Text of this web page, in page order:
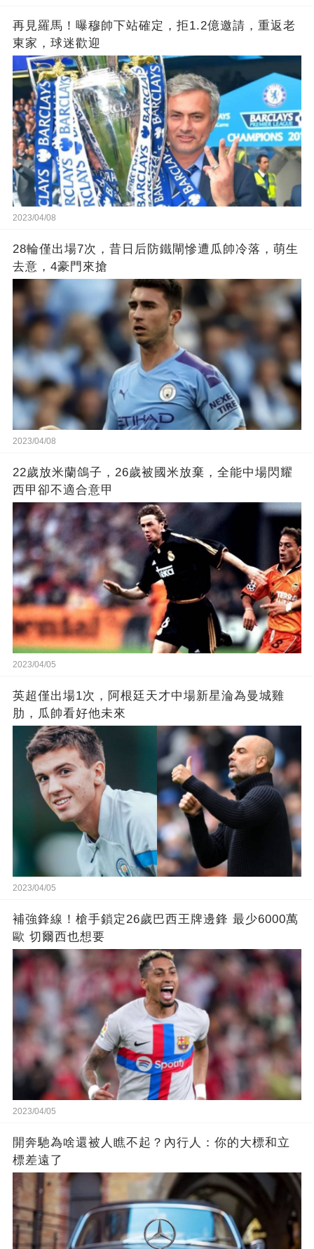
再見羅馬！曝穆帥下站確定，拒1.2億邀請，重返老
東家，球迷歡迎
2023/04/08
28輪僅出場7次，昔日后防鐵閘慘遭瓜帥冷落，萌生
去意，4豪門來搶
2023/04/08
22歲放米蘭鴿子，26歲被國米放棄，全能中場閃耀
西甲卻不適合意甲
2023/04/05
英超僅出場1次，阿根廷天才中場新星淪為曼城雞
肋，瓜帥看好他未來
2023/04/05
補強鋒線！槍手鎖定26歲巴西王牌邊鋒 最少6000萬
歐 切爾西也想要
2023/04/05
開奔馳為啥還被人瞧不起？內行人：你的大標和立
標差遠了